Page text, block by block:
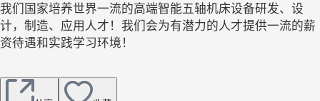
我们国家培养世界一流的高端智能五轴机床设备研发、设
计，制造、应用人才！我们会为有潜力的人才提供一流的薪
资待遇和实践学习环境！